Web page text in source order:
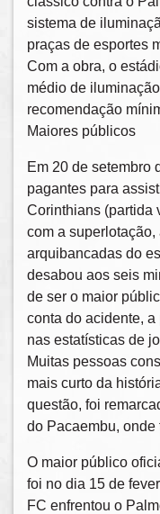
sistema de
praças de esportes
Com a obra, o
médio de
recomendação
Maiores públicos
Em 20 de setembro
pagantes para
Corinthians (partida
com a superlotação,
arquibancadas do
desabou aos seis
de ser o maior
conta do acidente,
nas estatísticas de
Muitas pessoas
mais curto da
questão, foi
do Pacaembu, onde
O maior público
foi no dia 15 de
FC enfrentou o